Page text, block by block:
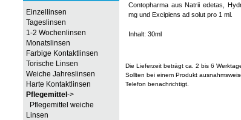
Einzellinsen
Tageslinsen
1-2 Wochenlinsen
Monatslinsen
Farbige Kontaktlinsen
Torische Linsen
Weiche Jahreslinsen
Harte Kontaktlinsen
Pflegemittel->
Pflegemittel weiche
Linsen
Contopharma aus Natrii edetas,
mg und Excipiens ad solut pro 1 ml.
Inhalt: 30ml
Die Lieferzeit beträgt ca. 2 bis 6
Sollten bei einem Produkt
Telefon benachrichtigt.